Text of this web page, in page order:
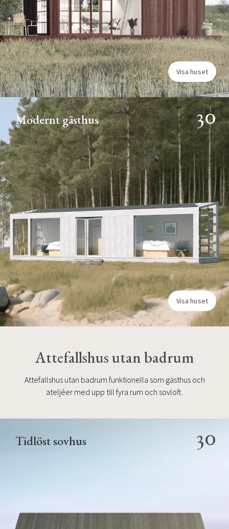
Visa huset
Modernt gästhus 30
Visa huset
Attefallshus utan badrum
Attefallshus utan badrum funktionella som gästhus och
ateljéer med upp till fyra rum och sovloft.
Tidlöst sovhus 30